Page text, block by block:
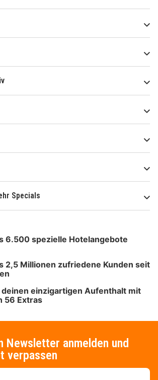
Specials
6.500 spezielle Hotelangebote
2,5 Millionen zufriedene Kunden seit
deinen einzigartigen Aufenthalt mit
56 Extras
Newsletter anmelden und
verpassen